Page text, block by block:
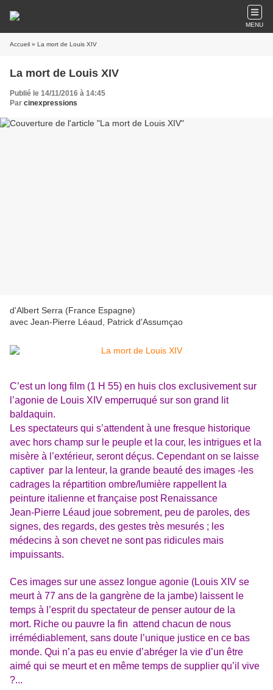
MENU
Accueil » La mort de Louis XIV
La mort de Louis XIV
Publié le 14/11/2016 à 14:45
Par cinexpressions
d'Albert Serra (France Espagne)
avec Jean-Pierre Léaud, Patrick d'Assumçao
C’est un long film (1 H 55) en huis clos exclusivement sur
l’agonie de Louis XIV emperruqué sur son grand lit
baldaquin.
Les spectateurs qui s’attendent à une fresque historique
avec hors champ sur le peuple et la cour, les intrigues et la
misère à l’extérieur, seront déçus. Cependant on se laisse
captiver par la lenteur, la grande beauté des images -les
cadrages la répartition ombre/lumière rappellent la
peinture italienne et française post Renaissance
Jean-Pierre Léaud joue sobrement, peu de paroles, des
signes, des regards, des gestes très mesurés ; les
médecins à son chevet ne sont pas ridicules mais
impuissants.
Ces images sur une assez longue agonie (Louis XIV se
meurt à 77 ans de la gangrène de la jambe) laissent le
temps à l’esprit du spectateur de penser autour de la
mort. Riche ou pauvre la fin attend chacun de nous
irrémédiablement, sans doute l’unique justice en ce bas
monde. Qui n’a pas eu envie d’abréger la vie d’un être
aimé qui se meurt et en même temps de supplier qu’il vive
?...